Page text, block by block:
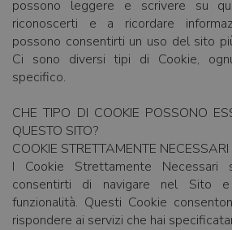
possono leggere e scrivere su
riconoscerti e a ricordare
possono consentirti un uso del sito
Ci sono diversi tipi di Cookie,
specifico.
CHE TIPO DI COOKIE POSSONO
QUESTO SITO?
COOKIE STRETTAMENTE NECESSARI
I Cookie Strettamente Necessari
consentirti di navigare nel Sito
funzionalità. Questi Cookie
rispondere ai servizi che hai